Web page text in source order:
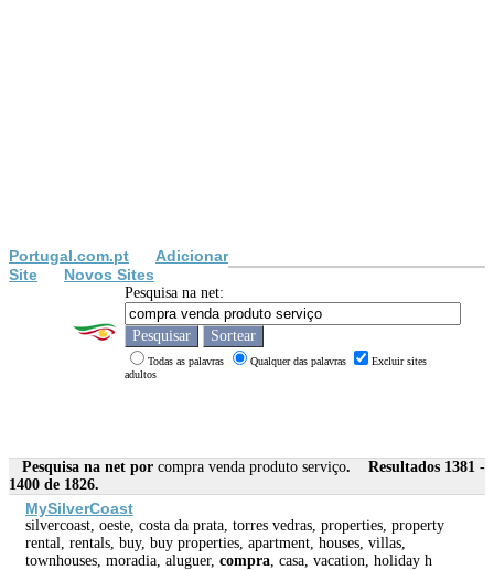
Portugal.com.pt
Adicionar
Site
Novos Sites
Pesquisa na net:
Todas as palavras Qualquer das palavras
Excluir sites
adultos
Pesquisa na net por compra venda produto serviço. Resultados 1381 -
1400 de 1826.
MySilverCoast
silvercoast, oeste, costa da prata, torres vedras, properties, property
rental, rentals, buy, buy properties, apartment, houses, villas,
townhouses, moradia, aluguer, compra , casa, vacation, holiday h